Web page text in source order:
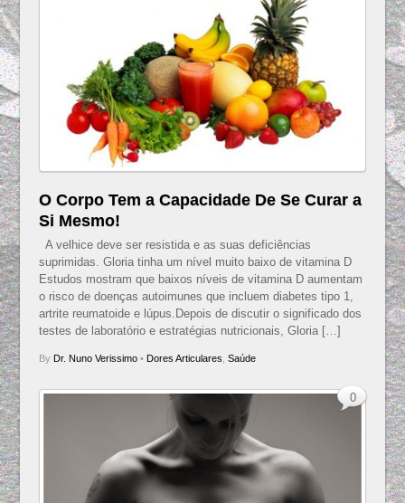
O Corpo Tem a Capacidade De Se Curar a
Si Mesmo!
A velhice deve ser resistida e as suas deficiências
suprimidas. Gloria tinha um nível muito baixo de vitamina D
Estudos mostram que baixos níveis de vitamina D aumentam
o risco de doenças autoimunes que incluem diabetes tipo 1,
artrite reumatoide e lúpus.Depois de discutir o significado dos
testes de laboratório e estratégias nutricionais, Gloria […]
By Dr. Nuno Verissimo• Dores Articulares, Saúde
0